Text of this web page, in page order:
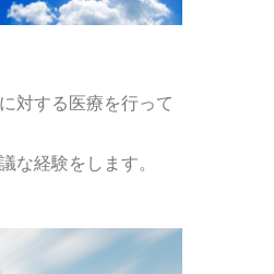
対する医療を行って
な経験をします。